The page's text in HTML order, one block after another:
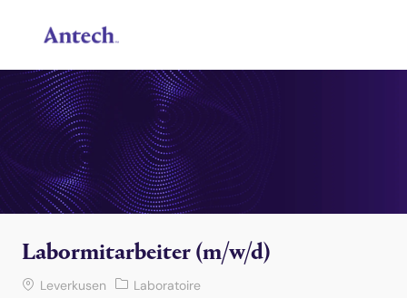
-
Labormitarbeiter (m/w/d)
Lieu de travail
Leverkusen Catégorie
Laboratoire